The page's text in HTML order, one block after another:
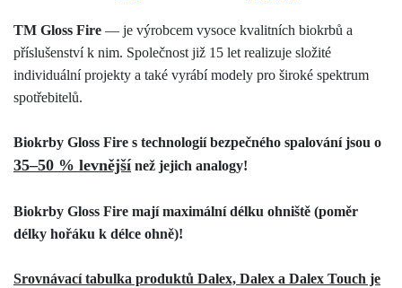
ТМ Gloss Fire — je výrobcem vysoce kvalitních biokrbů a
příslušenství k nim. Společnost již 15 let realizuje složité
individuální projekty a také vyrábí modely pro široké spektrum
spotřebitelů.
Biokrby Gloss Fire s technologií bezpečného spalování jsou o
35–50 % levnější než jejich analogy!
Biokrby Gloss Fire mají maximální délku ohniště (poměr
délky hořáku k délce ohně)!
Srovnávací tabulka produktů Dalex, Dalex a Dalex Touch je